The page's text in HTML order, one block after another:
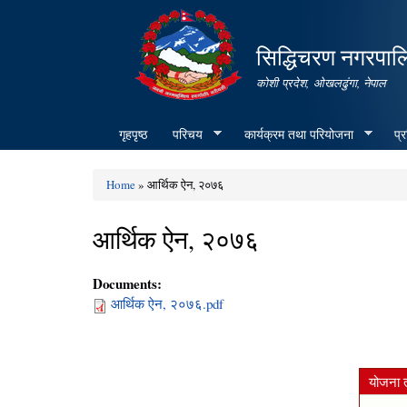
सिद्धिचरण
कोशी प्रदेश, ओखलढुंगा, नेपाल
गृहपृष्ठ परिचय कार्यक्रम तथा परियोजना
Home» आर्थिक ऐन, २०७६
आर्थिक ऐन, २०७६
Documents:
आर्थिक ऐन, २०७६.pdf
योजना